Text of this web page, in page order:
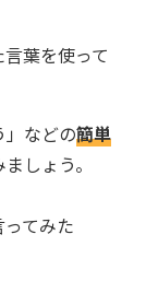
葉を使って
」などの簡単
しょう。
てみた